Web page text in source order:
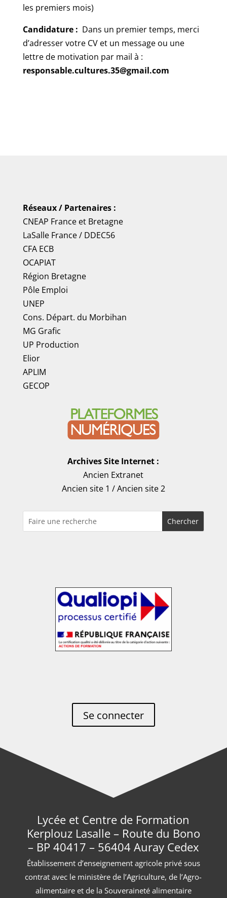
les premiers mois)
Candidature : Dans un premier temps, merci
d’adresser votre CV et un message ou une
lettre de motivation par mail à :
responsable.cultures.35@gmail.com
Réseaux / Partenaires :
CNEAP Franceet Bretagne
LaSalle France/ DDEC56
CFA ECB
OCAPIAT
Région Bretagne
Pôle Emploi
UNEP
Cons. Départ. du Morbihan
MG Grafic
UP Production
Elior
APLIM
GECOP
Archives Site Internet :
Ancien Extranet
Ancien site 1 /Ancien site 2
Se connecter
Lycée et Centre de Formation
Kerplouz Lasalle – Route du Bono
– BP 40417 – 56404 Auray Cedex
Établissement d’enseignement agricole privé sous
contrat avec le ministère de l’Agriculture, de l’Agro-
alimentaire et de la Souveraineté alimentaire